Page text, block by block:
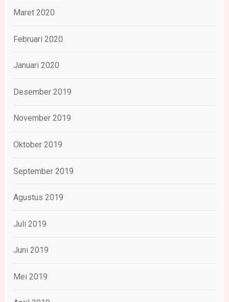
Maret 2020
Februari 2020
Januari 2020
Desember 2019
November 2019
Oktober 2019
September 2019
Agustus 2019
Juli 2019
Juni 2019
Mei 2019